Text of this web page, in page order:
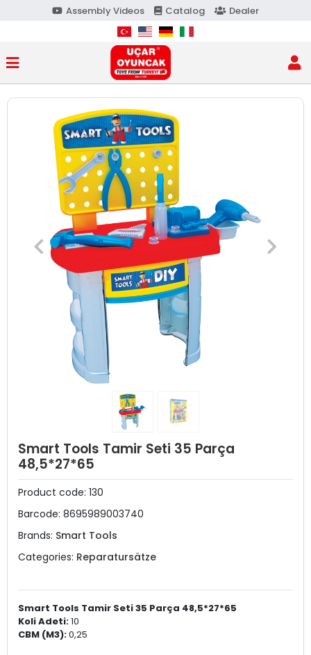
Assembly Videos Catalog Dealer
Smart Tools Tamir Seti 35 Parça
48,5*27*65
Product code: 130
Barcode: 8695989003740
Brands: Smart Tools
Categories: Reparatursätze
Smart Tools Tamir Seti 35 Parça 48,5*27*65
Koli Adeti:10
CBM (M3):0,25